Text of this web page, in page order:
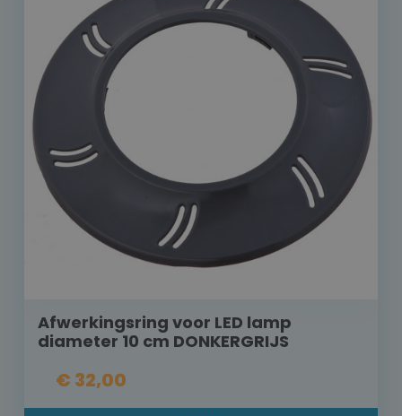
Afwerkingsring voor LED lamp
diameter 10 cm DONKERGRIJS
€ 32,00